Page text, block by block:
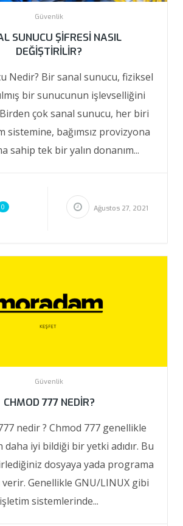
Güvenlik
SUNUCU ŞIFRESI NASIL
DEĞIŞTIRILIR?
Nedir? Bir sanal sunucu, fiziksel
bir sunucunun işlevselliğini
çok sanal sunucu, her biri
sistemine, bağımsız provizyona
sahip tek bir yalın donanım...
0 Ağustos 27, 2021
Güvenlik
CHMOD 777 NEDIR?
nedir ? Chmod 777 genellikle
daha iyi bildiği bir yetki adıdır. Bu
dosyaya yada programa
Genellikle GNU/LINUX gibi
işletim sistemlerinde...